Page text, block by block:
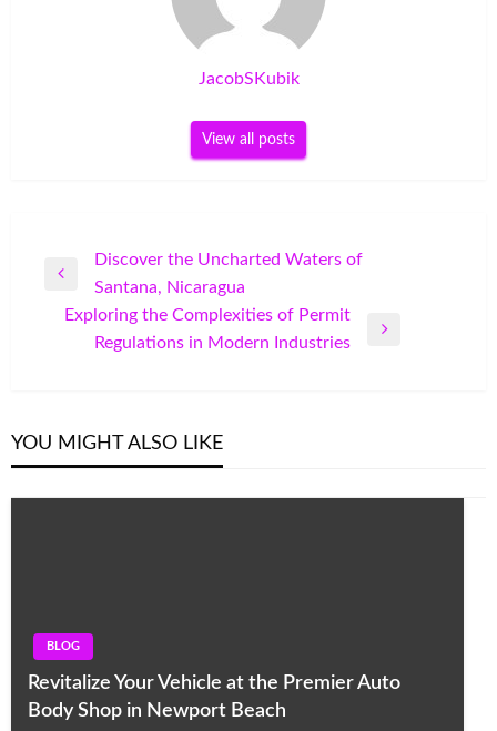
JacobSKubik
View all posts
navigation
Previous
Post
Discover the Uncharted Waters of
Santana, Nicaragua
Exploring the Complexities of Permit
Regulations in Modern Industries
YOU MIGHT ALSO LIKE
BLOG
Revitalize Your Vehicle at the Premier Auto
Body Shop in Newport Beach